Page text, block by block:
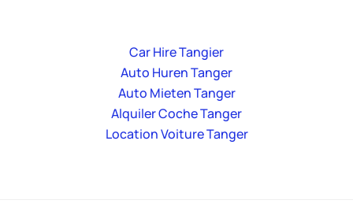
Car Hire Tangier
Auto Huren Tanger
Auto Mieten Tanger
Alquiler Coche Tanger
Location Voiture Tanger